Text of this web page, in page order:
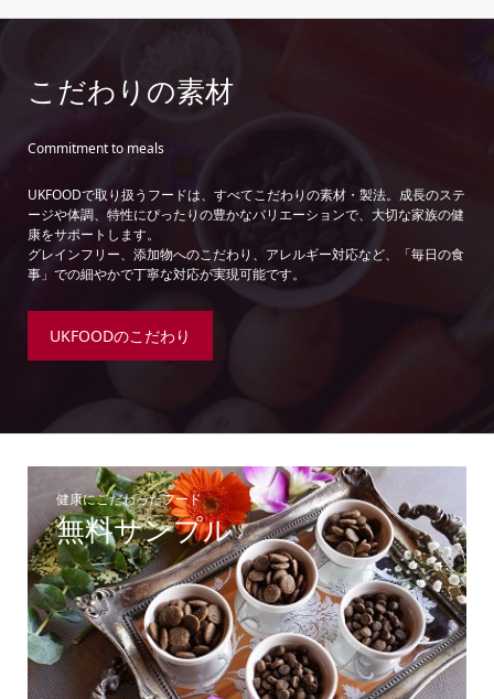
こだわりの素材
Commitment to meals
UKFOODで取り扱うフードは、すべてこだわりの素材・製法。成長のステ
ージや体調、特性にぴったりの豊かなバリエーションで、大切な家族の健
康をサポートします。
グレインフリー、添加物へのこだわり、アレルギー対応など、「毎日の食
事」での細やかで丁寧な対応が実現可能です。
UKFOODのこだわり
健康にこだわったフード
無料サンプル